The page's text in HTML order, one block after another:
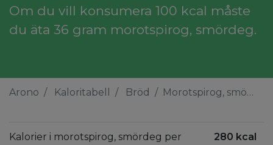
Om du vill konsumera 100 kcal måste
du äta 36 gram morotspirog, smördeg.
Arono Kaloritabell Bröd Morotspirog, smördeg
Kalorier i morotspirog, smördeg per
280 kcal